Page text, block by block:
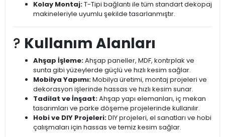
Kolay Montaj:T-Tipi bağlantı ile tüm standart dekopaj
makineleriyle uyumlu şekilde tasarlanmıştır.
?️ Kullanım Alanları
Ahşap İşleme:Ahşap paneller, MDF, kontrplak ve
sunta gibi yüzeylerde güçlü ve hızlı kesim sağlar.
Mobilya Yapımı:Mobilya üretimi, montaj projeleri ve
dekorasyon işlerinde hassas ve hızlı kesim sunar.
Tadilat ve İnşaat:Ahşap yapı elemanları, iç mekan
tasarımları ve parke döşeme projelerinde kullanılır.
Hobi ve DIY Projeleri:DIY projeleri, el sanatları ve hobi
çalışmaları için hassas ve temiz kesim sağlar.